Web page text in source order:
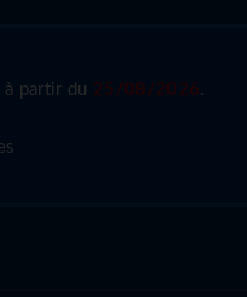
partir du 25/08/2026.